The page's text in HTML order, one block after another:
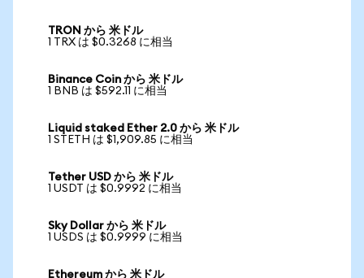
TRON から 米ドル
1 TRX は $0.3268 に相当
Binance Coin から 米ドル
1 BNB は $592.11 に相当
Liquid staked Ether 2.0 から 米ドル
1 STETH は $1,909.85 に相当
Tether USD から 米ドル
1 USDT は $0.9992 に相当
Sky Dollar から 米ドル
1 USDS は $0.9999 に相当
Ethereum から 米ドル